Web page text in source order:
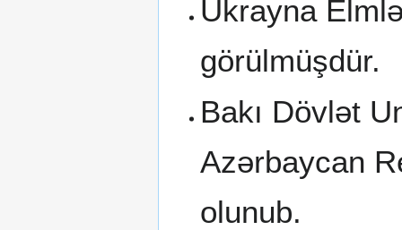
Ukrayna
görülmüşdür.
Bakı Dövlət
Azərbaycan
olunub.